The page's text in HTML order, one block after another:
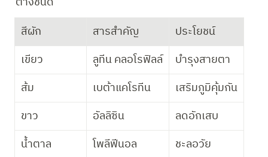
สีผัก
สารสำคัญ
ประโยชน์
เขียว
ลูทีน คลอโรฟิลล์
บำรุงสายตา
ส้ม
เบต้าแคโรทีน
เสริมภูมิคุ้มกัน
ขาว
อัลลิซิน
ลดอักเสบ
น้ำตาล
โพลีฟีนอล ชะลอวัย